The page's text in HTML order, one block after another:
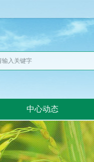
中心动态